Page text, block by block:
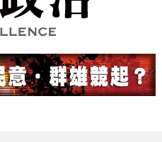
News
政治評論家與專欄作家邀稿合作，
和專業的選擇。